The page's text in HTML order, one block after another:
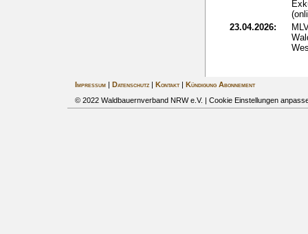
23.04.2026:
Impressum| Datenschutz| Kontakt|
Kündigung Abonnement
© 2022 Waldbauernverband NRW e.V. | Cookie Einstellungen